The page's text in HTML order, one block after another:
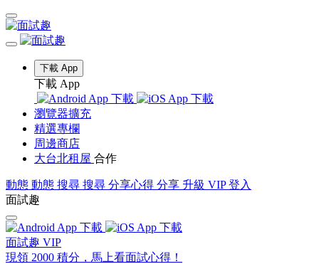
下載 App
下載 App
瀏覽器擴充
精選專欄
周邊商店
大台北租屋 合作
動態 動態 搜尋 搜尋 分享心得 分享 升級 VIP 登入
面試趣
面試趣 VIP
現領 2000 積分，馬上看面試心得！